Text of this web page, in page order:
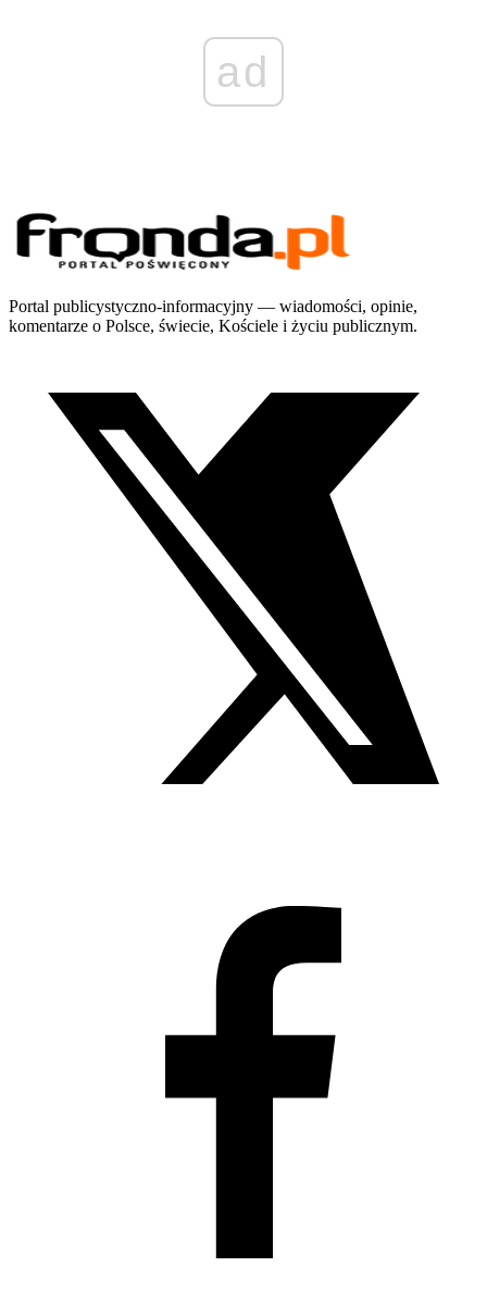
ad
Portal publicystyczno-informacyjny — wiadomości, opinie,
komentarze o Polsce, świecie, Kościele i życiu publicznym.